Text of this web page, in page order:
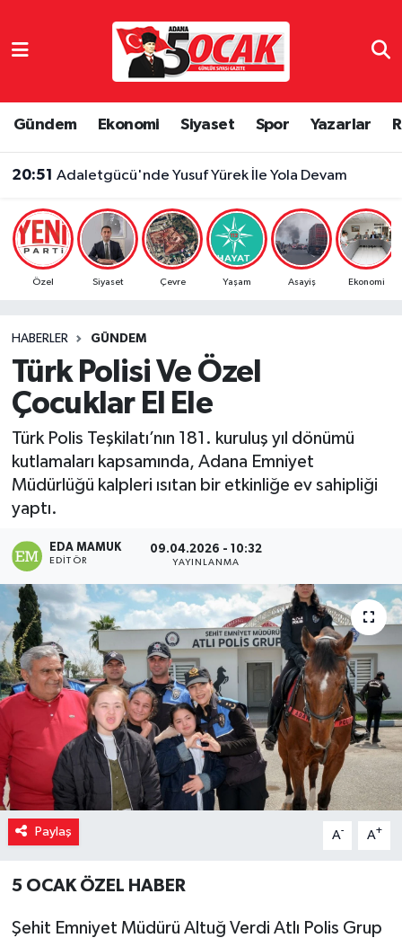
Gündem Ekonomi Siyaset Spor Yazarlar
20:51 Adaletgücü'nde Yusuf Yürek İle Yola Devam
Özel Siyaset Çevre Yaşam Asayiş Ekonomi
HABERLER GÜNDEM
Türk Polisi Ve Özel
Çocuklar El Ele
Türk Polis Teşkilatı’nın 181. kuruluş yıl dönümü
kutlamaları kapsamında, Adana Emniyet
Müdürlüğü kalpleri ısıtan bir etkinliğe ev sahipliği
yaptı.
EDA MAMUK
EDITÖR
09.04.2026 - 10:32
YAYINLANMA
Paylaş A- A+
5 OCAK ÖZEL HABER
Şehit Emniyet Müdürü Altuğ Verdi Atlı Polis Grup
Dünya
Eğitim
Gündem
Haber Reklam
Magazin
Özel
Siyaset
Spor
Yaşam
Yerel Yönetimler
Yurttan
Adana Nöbetçi Eczaneler
Adana Trafik Yoğunluk Haritası
Süper Lig Puan Durumu ve Fikstür
Son Dakika Haberleri
Haber Arşivi